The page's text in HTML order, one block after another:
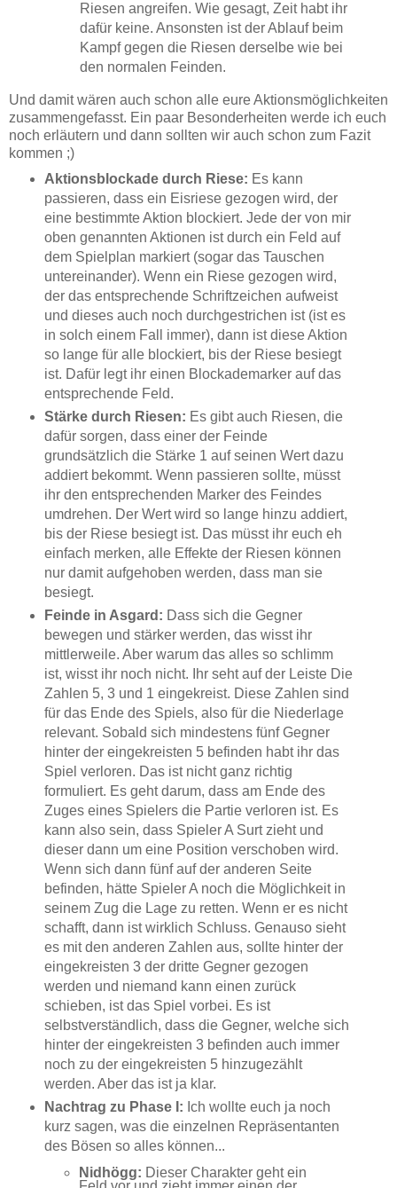
Riesen angreifen. Wie gesagt, Zeit habt ihr
dafür keine. Ansonsten ist der Ablauf beim
Kampf gegen die Riesen derselbe wie bei
den normalen Feinden.
Und damit wären auch schon alle eure Aktionsmöglichkeiten
zusammengefasst. Ein paar Besonderheiten werde ich euch
noch erläutern und dann sollten wir auch schon zum Fazit
kommen ;)
Aktionsblockade durch Riese: Es kann
passieren, dass ein Eisriese gezogen wird, der
eine bestimmte Aktion blockiert. Jede der von mir
oben genannten Aktionen ist durch ein Feld auf
dem Spielplan markiert (sogar das Tauschen
untereinander). Wenn ein Riese gezogen wird,
der das entsprechende Schriftzeichen aufweist
und dieses auch noch durchgestrichen ist (ist es
in solch einem Fall immer), dann ist diese Aktion
so lange für alle blockiert, bis der Riese besiegt
ist. Dafür legt ihr einen Blockademarker auf das
entsprechende Feld.
Stärke durch Riesen: Es gibt auch Riesen, die
dafür sorgen, dass einer der Feinde
grundsätzlich die Stärke 1 auf seinen Wert dazu
addiert bekommt. Wenn passieren sollte, müsst
ihr den entsprechenden Marker des Feindes
umdrehen. Der Wert wird so lange hinzu addiert,
bis der Riese besiegt ist. Das müsst ihr euch eh
einfach merken, alle Effekte der Riesen können
nur damit aufgehoben werden, dass man sie
besiegt.
Feinde in Asgard: Dass sich die Gegner
bewegen und stärker werden, das wisst ihr
mittlerweile. Aber warum das alles so schlimm
ist, wisst ihr noch nicht. Ihr seht auf der Leiste Die
Zahlen 5, 3 und 1 eingekreist. Diese Zahlen sind
für das Ende des Spiels, also für die Niederlage
relevant. Sobald sich mindestens fünf Gegner
hinter der eingekreisten 5 befinden habt ihr das
Spiel verloren. Das ist nicht ganz richtig
formuliert. Es geht darum, dass am Ende des
Zuges eines Spielers die Partie verloren ist. Es
kann also sein, dass Spieler A Surt zieht und
dieser dann um eine Position verschoben wird.
Wenn sich dann fünf auf der anderen Seite
befinden, hätte Spieler A noch die Möglichkeit in
seinem Zug die Lage zu retten. Wenn er es nicht
schafft, dann ist wirklich Schluss. Genauso sieht
es mit den anderen Zahlen aus, sollte hinter der
eingekreisten 3 der dritte Gegner gezogen
werden und niemand kann einen zurück
schieben, ist das Spiel vorbei. Es ist
selbstverständlich, dass die Gegner, welche sich
hinter der eingekreisten 3 befinden auch immer
noch zu der eingekreisten 5 hinzugezählt
werden. Aber das ist ja klar.
Nachtrag zu Phase I: Ich wollte euch ja noch
kurz sagen, was die einzelnen Repräsentanten
des Bösen so alles können...
Nidhögg: Dieser Charakter geht ein